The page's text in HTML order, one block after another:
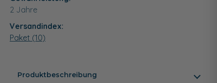
2 Jahre
Versandindex:
Paket (10)
Produktbeschreibung